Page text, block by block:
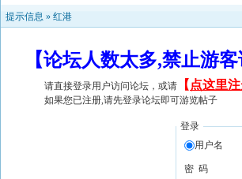
提示信息 » 红港
【论坛人数太多,禁止游
请直接登录用户访问论坛，或请 【 点这里
如果您已注册,请先登录论坛即可游览帖子
登录
用户名
密 码